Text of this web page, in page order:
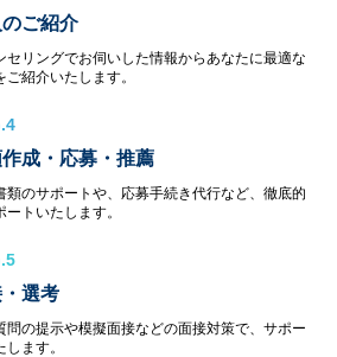
ご紹介
セリングでお伺いした情報からあなたに最適な
ご紹介いたします。
成・応募・推薦
類のサポートや、応募手続き代行など、徹底的
ートいたします。
選考
問の提示や模擬面接などの面接対策で、サポー
します。